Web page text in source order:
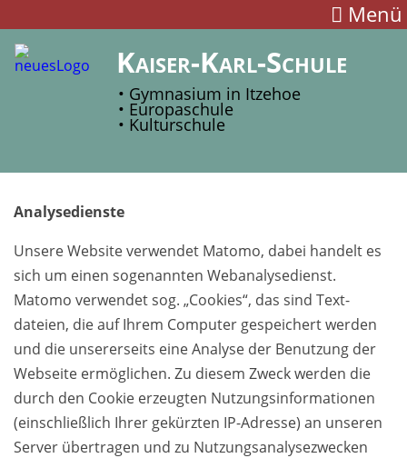
Menü
Kaiser-Karl-Schule
• Gymnasium in Itzehoe
• Europaschule
• Kulturschule
Analysedienste
Unsere Website verwendet Matomo, dabei handelt es
sich um einen so­genannten Webanalyse­dienst.
Matomo ver­wendet sog. „Cookies“, das sind Text­
dateien, die auf Ihrem Com­puter gespeichert werden
und die unsererseits eine Analyse der Be­nutzung der
Web­seite er­möglichen. Zu diesem Zweck werden die
durch den Cookie er­zeugten Nutzungsinformationen
(einschließlich Ihrer gekürzten IP-Adresse) an unseren
Server übertragen und zu Nutzungsanalysezwecken